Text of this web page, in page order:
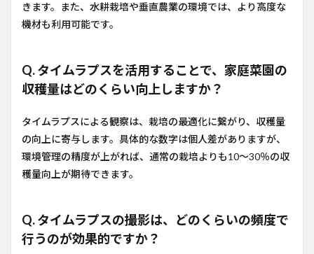
きます。また、水耕栽培や垂直農業の環境では、より高度な
機材も利用可能です。
Q. タイムラプスを活用することで、家庭菜園の
収穫量はどのくらい向上しますか？
タイムラプスによる観察は、栽培の最適化に繋がり、収穫量
の向上に寄与します。具体的な数字は個人差がありますが、
環境管理の精度が上がれば、通常の栽培よりも10〜30％の収
穫量向上が期待できます。
Q. タイムラプスの撮影は、どのくらいの頻度で
行うのが効果的ですか？